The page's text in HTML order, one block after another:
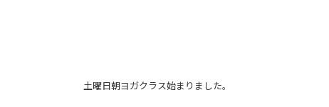
土曜日朝ヨガクラス始まりました。